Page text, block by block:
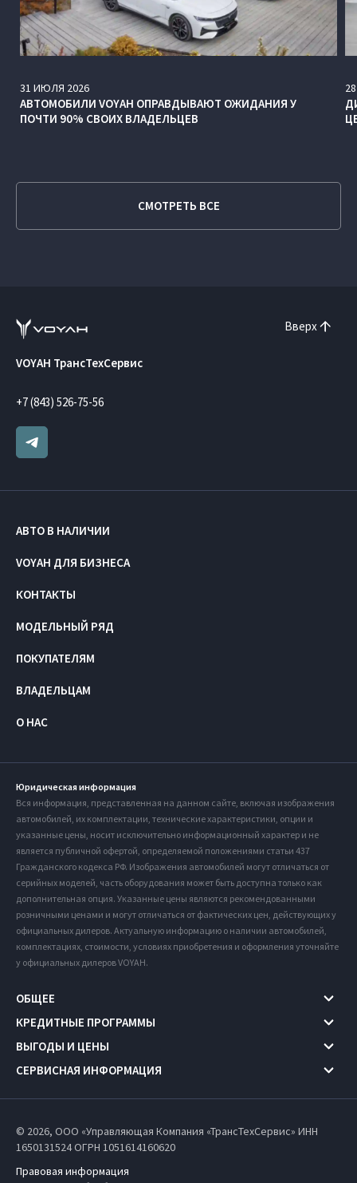
31 ИЮЛЯ 2026
АВТОМОБИЛИ VOYAH ОПРАВДЫВАЮТ ОЖИДАНИЯ У
ПОЧТИ 90% СВОИХ ВЛАДЕЛЬЦЕВ
28
СМОТРЕТЬ ВСЕ
Вверх
VOYAH ТрансТехСервис
+7 (843) 526-75-56
АВТО В НАЛИЧИИ
VOYAH ДЛЯ БИЗНЕСА
КОНТАКТЫ
МОДЕЛЬНЫЙ РЯД
ПОКУПАТЕЛЯМ
ВЛАДЕЛЬЦАМ
О НАС
Юридическая информация
Вся информация, представленная на данном сайте, включая изображения
автомобилей, их комплектации, технические характеристики, опции и
указанные цены, носит исключительно информационный характер и не
является публичной офертой, определяемой положениями статьи 437
Гражданского кодекса РФ. Изображения автомобилей могут отличаться от
серийных моделей, часть оборудования может быть доступна только как
дополнительная опция. Указанные цены являются рекомендованными
розничными ценами и могут отличаться от фактических цен, действующих у
официальных дилеров. Актуальную информацию о наличии автомобилей,
комплектациях, стоимости, условиях приобретения и оформления уточняйте
у официальных дилеров VOYAH.
ОБЩЕЕ
КРЕДИТНЫЕ ПРОГРАММЫ
ВЫГОДЫ И ЦЕНЫ
СЕРВИСНАЯ ИНФОРМАЦИЯ
© 2026, ООО «Управляющая Компания «ТрансТехСервис» ИНН
1650131524ОГРН 1051614160620
Правовая информация